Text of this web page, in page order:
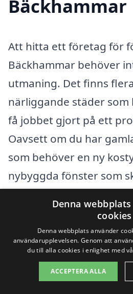
Bäckhammar
Att hitta ett företag för
Bäckhammar behöver
utmaning. Det finns
närliggande städer som
få jobbet gjort på ett
Oavsett om du har
som behöver en ny
nybyggda fönster som
assistera. Här är några
du kan söka efter
fönstermålningsföretag:
Kristinehamn
Denna
cookies
Denna webbplats använder
användarupplevelsen. Genom att
du till alla cookies i enlighet med
ACCEPTERA ALLA